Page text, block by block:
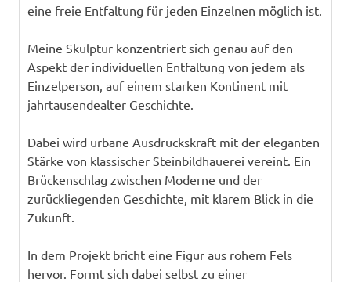
eine freie Entfaltung für jeden Einzelnen möglich ist.
Meine Skulptur konzentriert sich genau auf den
Aspekt der individuellen Entfaltung von jedem als
Einzelperson, auf einem starken Kontinent mit
jahrtausendealter Geschichte.
Dabei wird urbane Ausdruckskraft mit der eleganten
Stärke von klassischer Steinbildhauerei vereint. Ein
Brückenschlag zwischen Moderne und der
zurückliegenden Geschichte, mit klarem Blick in die
Zukunft.
In dem Projekt bricht eine Figur aus rohem Fels
hervor. Formt sich dabei selbst zu einer